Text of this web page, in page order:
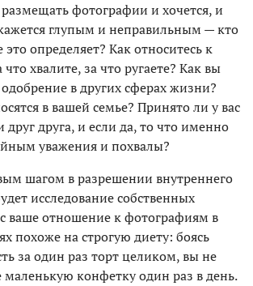
фотографии и хочется, и
глупым и неправильным — кто
определяет? Как относитесь к
хвалите, за что ругаете? Как вы
в других сферах жизни?
в вашей семье? Принято ли у вас
друг друга, и если да, то что именно
уважения и похвалы?
шагом в разрешении внутреннего
исследование собственных
ваше отношение к фотографиям в
похоже на строгую диету: боясь
за один раз торт целиком, вы не
маленькую конфетку один раз в день.